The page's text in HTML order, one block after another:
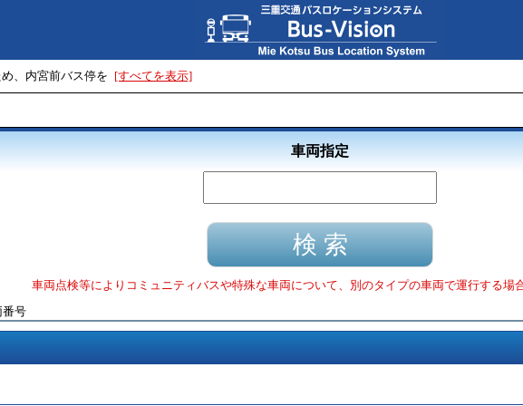
、内宮前バス停を [すべてを表示]
車両指定
車両点検等によりコミュニティバスや特殊な車両について、別のタイプの車両で運行する場
番号